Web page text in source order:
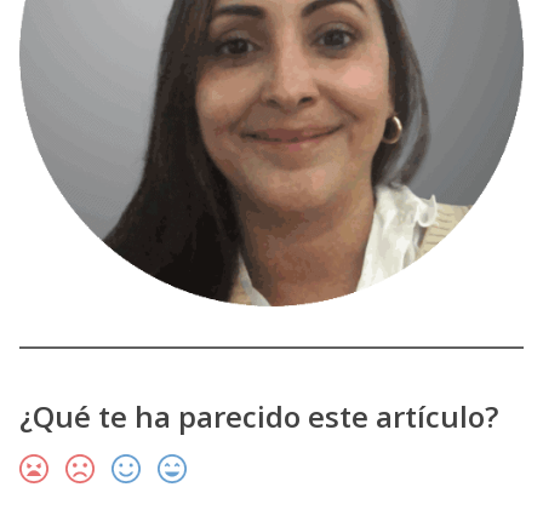
¿Qué te ha parecido este artículo?